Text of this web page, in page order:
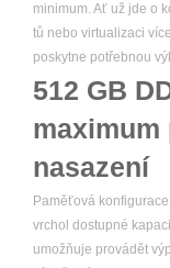
minimum. Ať už jde o
tů nebo virtualizaci
poskytne potřebnou
512 GB
nasazení
Paměťová
vrchol dostupné
umožňuje provádět